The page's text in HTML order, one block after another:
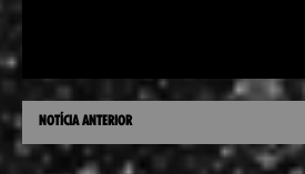
NOTÍCIA ANTERIOR